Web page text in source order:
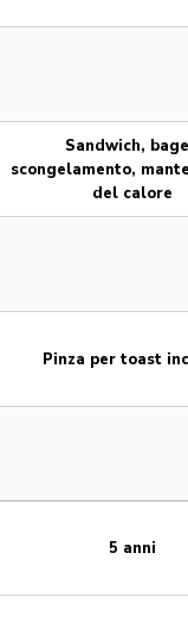
Sandwich,
scongelamento,
del calore
Pinza per toast
5 anni